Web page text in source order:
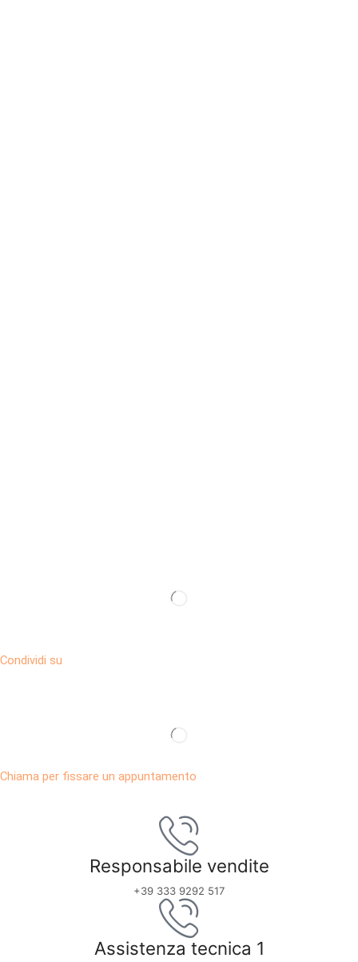
Condividi su
Chiama per fissare un appuntamento
Responsabile vendite
+39 333 9292 517
Assistenza tecnica 1